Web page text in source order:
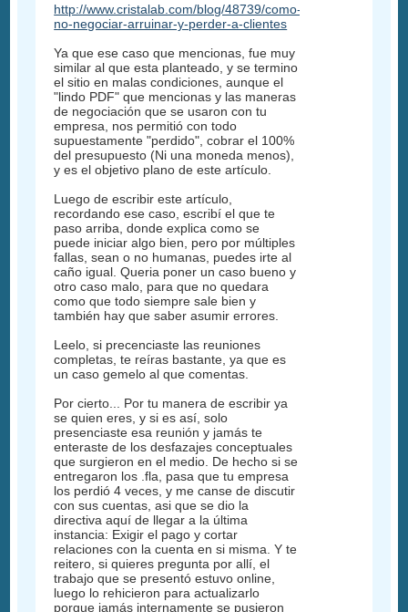
http://www.cristalab.com/blog/48739/como-
no-negociar-arruinar-y-perder-a-clientes
Ya que ese caso que mencionas, fue muy
similar al que esta planteado, y se termino
el sitio en malas condiciones, aunque el
"lindo PDF" que mencionas y las maneras
de negociación que se usaron con tu
empresa, nos permitió con todo
supuestamente "perdido", cobrar el 100%
del presupuesto (Ni una moneda menos),
y es el objetivo plano de este artículo.
Luego de escribir este artículo,
recordando ese caso, escribí el que te
paso arriba, donde explica como se
puede iniciar algo bien, pero por múltiples
fallas, sean o no humanas, puedes irte al
caño igual. Queria poner un caso bueno y
otro caso malo, para que no quedara
como que todo siempre sale bien y
también hay que saber asumir errores.
Leelo, si precenciaste las reuniones
completas, te reíras bastante, ya que es
un caso gemelo al que comentas.
Por cierto... Por tu manera de escribir ya
se quien eres, y si es así, solo
presenciaste esa reunión y jamás te
enteraste de los desfazajes conceptuales
que surgieron en el medio. De hecho si se
entregaron los .fla, pasa que tu empresa
los perdió 4 veces, y me canse de discutir
con sus cuentas, asi que se dio la
directiva aquí de llegar a la última
instancia: Exigir el pago y cortar
relaciones con la cuenta en si misma. Y te
reitero, si quieres pregunta por allí, el
trabajo que se presentó estuvo online,
luego lo rehicieron para actualizarlo
porque jamás internamente se pusieron